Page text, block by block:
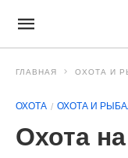
ГЛАВНАЯ ОХОТА И
ОХОТА ОХОТА И
Охота